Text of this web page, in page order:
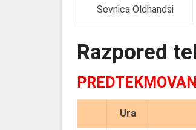
Sevnica Oldhandsi
Razpored
Ura